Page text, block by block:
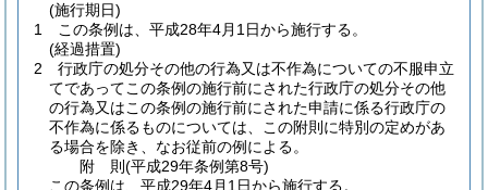
(施行期日)
1
この条例は、平成28年4月1日から施行する。
(経過措置)
2
行政庁の処分その他の行為又は不作為についての不服申立
てであってこの条例の施行前にされた行政庁の処分その他
の行為又はこの条例の施行前にされた申請に係る行政庁の
不作為に係るものについては、この附則に特別の定めがあ
る場合を除き、なお従前の例による。
附 則(平成29年条例第8号)
この条例は、平成29年4月1日から施行する。